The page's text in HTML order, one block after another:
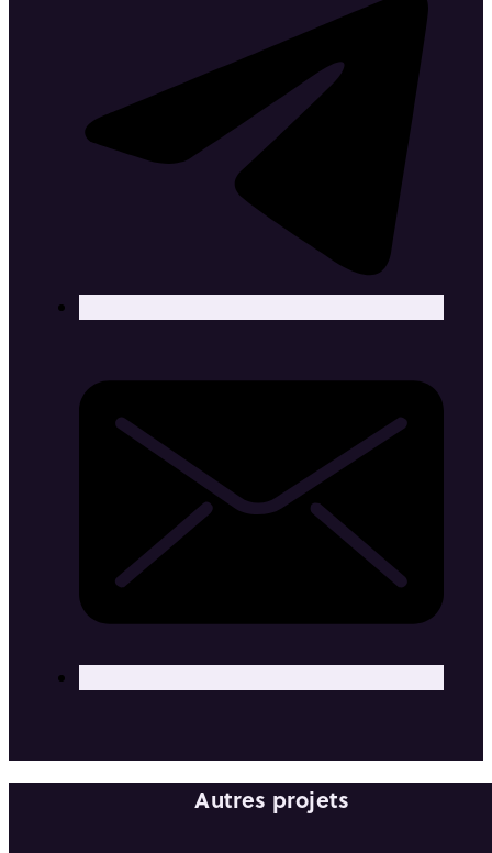
Autres projets